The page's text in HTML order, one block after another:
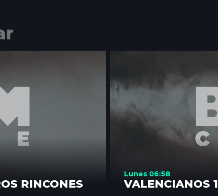
RINCONES
Lunes 06:58
VALENCIANOS